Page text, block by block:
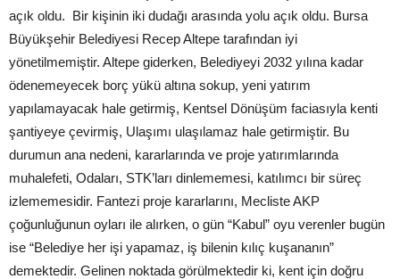
açık oldu. Bir kişinin iki dudağı arasında yolu açık oldu. Bursa
Büyükşehir Belediyesi Recep Altepe tarafından iyi
yönetilmemiştir. Altepe giderken, Belediyeyi 2032 yılına kadar
ödenemeyecek borç yükü altına sokup, yeni yatırım
yapılamayacak hale getirmiş, Kentsel Dönüşüm faciasıyla kenti
şantiyeye çevirmiş, Ulaşımı ulaşılamaz hale getirmiştir. Bu
durumun ana nedeni, kararlarında ve proje yatırımlarında
muhalefeti, Odaları, STK’ları dinlememesi, katılımcı bir süreç
izlememesidir. Fantezi proje kararlarını, Mecliste AKP
çoğunluğunun oyları ile alırken, o gün “Kabul” oyu verenler bugün
ise “Belediye her işi yapamaz, iş bilenin kılıç kuşananın”
demektedir. Gelinen noktada görülmektedir ki, kent için doğru